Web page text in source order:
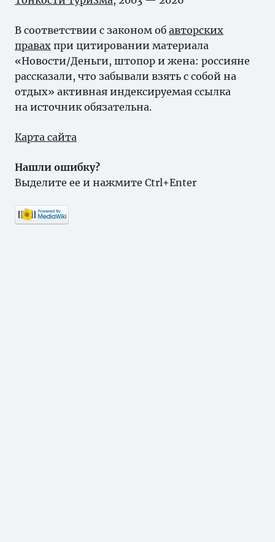
В соответствии с законом об авторских
правах при цитировании материала
«Новости/Деньги, штопор и жена: россияне
рассказали, что забывали взять с собой на
отдых» активная индексируемая ссылка
на источник обязательна.
Карта сайта
Нашли ошибку?
Выделите ее и нажмите Ctrl+Enter